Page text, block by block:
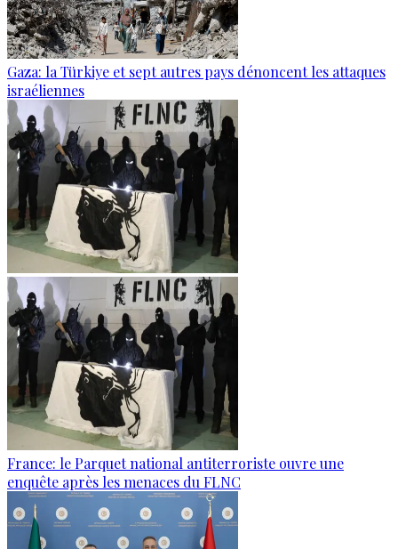
Gaza: la Türkiye et sept autres pays dénoncent les attaques
israéliennes
France: le Parquet national antiterroriste ouvre une
enquête après les menaces du FLNC